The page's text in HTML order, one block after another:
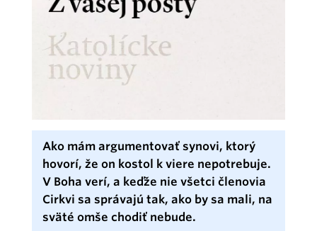
Ako mám argumentovať synovi, ktorý
hovorí, že on kostol k viere nepotrebuje.
V Boha verí, a keďže nie všetci členovia
Cirkvi sa správajú tak, ako by sa mali, na
sväté omše chodiť nebude.